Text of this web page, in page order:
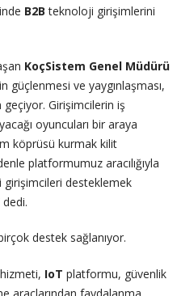
B2B teknoloji girişimlerini
KoçSistem Genel Müdürü
güçlenmesi ve yaygınlaşması,
geçiyor. Girişimcilerin iş
oyuncuları bir araya
köprüsü kurmak kilit
platformumuz aracılığıyla
girişimcileri desteklemek
destek sağlanıyor.
IoT platformu, güvenlik